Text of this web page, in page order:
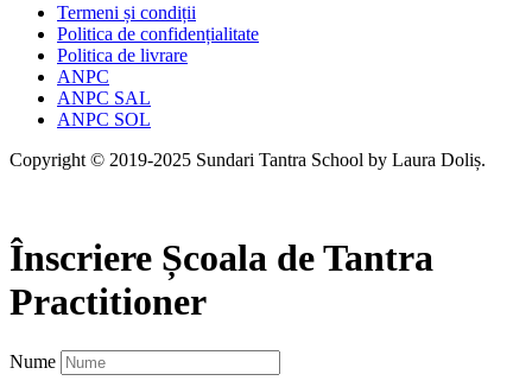
Termeni și condiții
Politica de confidențialitate
Politica de livrare
ANPC
ANPC SAL
ANPC SOL
Copyright © 2019-2025 Sundari Tantra School by Laura Doliș.
Înscriere Școala de Tantra
Practitioner
Nume